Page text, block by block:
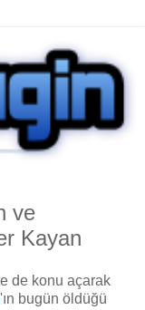
ve
Kayan
de konu açarak
'ın bugün öldüğü